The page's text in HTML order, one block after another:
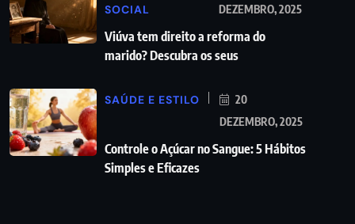
SOCIAL
DEZEMBRO, 2025
Viúva tem direito a reforma do
marido? Descubra os seus
SAÚDE E ESTILO
20
DEZEMBRO, 2025
Controle o Açúcar no Sangue: 5 Hábitos
Simples e Eficazes